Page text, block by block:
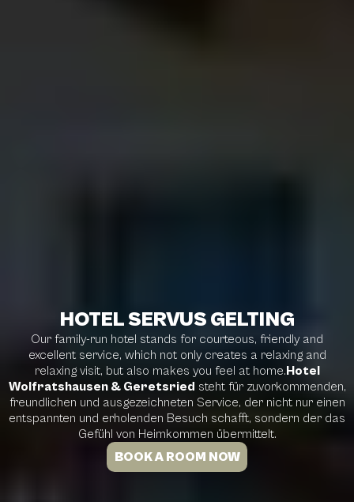
HOTEL SERVUS GELTING
Our family-run hotel stands for courteous, friendly and
excellent service, which not only creates a relaxing and
relaxing visit, but also makes you feel at home.Hotel
Wolfratshausen & Geretsried steht für zuvorkommenden,
freundlichen und ausgezeichneten Service, der nicht nur einen
entspannten und erholenden Besuch schafft, sondern der das
Gefühl von Heimkommen übermittelt.
BOOK A ROOM NOW